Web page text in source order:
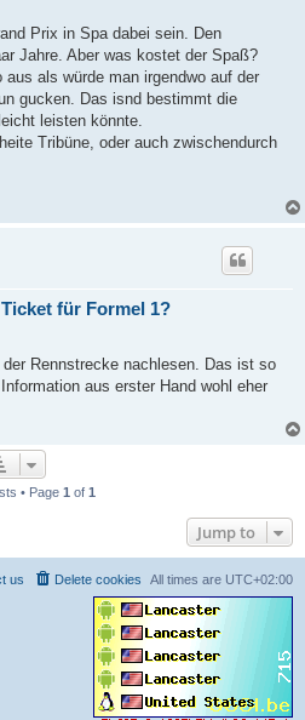
Prix in Spa dabei sein. Den
Jahre. Aber was kostet der Spaß?
als würde man irgendwo auf der
gucken. Das isnd bestimmt die
leisten könnte.
Tribüne, oder auch zwischendurch
für Formel 1?
Rennstrecke nachlesen. Das ist so
aus erster Hand wohl eher
• Page 1 of 1
Jump to
All times are UTC+02:00
Delete cookies
us